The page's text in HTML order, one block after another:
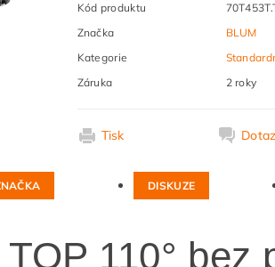
Kód produktu
Značka
BLUM
Kategorie
Záruka
2 roky
Tisk Dotaz
DISKUZE
110° bez